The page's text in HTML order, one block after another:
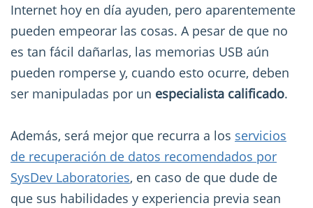
Internet hoy en día ayuden, pero aparentemente
pueden empeorar las cosas. A pesar de que no
es tan fácil dañarlas, las memorias USB aún
pueden romperse y, cuando esto ocurre, deben
ser manipuladas por un especialista calificado.
Además, será mejor que recurra a los servicios
de recuperación de datos recomendados por
SysDev Laboratories, en caso de que dude de
que sus habilidades y experiencia previa sean